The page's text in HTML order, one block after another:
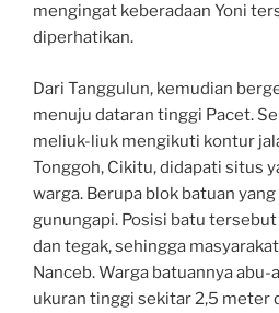
mengingat keberadaan Yoni
diperhatikan.
Dari Tanggulun, kemudian
menuju dataran tinggi Pacet.
meliuk-liuk mengikuti kontur
Tonggoh, Cikitu, didapati situs
warga. Berupa blok batuan
gunungapi. Posisi batu
dan tegak, sehingga
Nanceb. Warga batuannya abu-
ukuran tinggi sekitar 2,5 meter